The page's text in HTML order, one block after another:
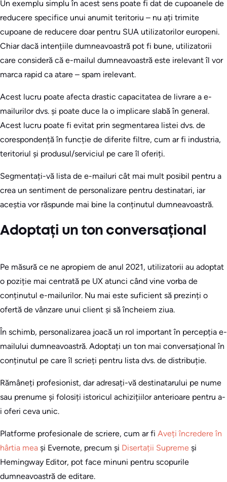
Un exemplu simplu în acest sens poate fi dat de cupoanele de
reducere specifice unui anumit teritoriu – nu ați trimite
cupoane de reducere doar pentru SUA utilizatorilor europeni.
Chiar dacă intențiile dumneavoastră pot fi bune, utilizatorii
care consideră că e-mailul dumneavoastră este irelevant îl vor
marca rapid ca atare – spam irelevant.
Acest lucru poate afecta drastic capacitatea de livrare a e-
mailurilor dvs. și poate duce la o implicare slabă în general.
Acest lucru poate fi evitat prin segmentarea listei dvs. de
corespondență în funcție de diferite filtre, cum ar fi industria,
teritoriul și produsul/serviciul pe care îl oferiți.
Segmentați-vă lista de e-mailuri cât mai mult posibil pentru a
crea un sentiment de personalizare pentru destinatari, iar
aceștia vor răspunde mai bine la conținutul dumneavoastră.
Adoptați un ton conversațional
Pe măsură ce ne apropiem de anul 2021, utilizatorii au adoptat
o poziție mai centrată pe UX atunci când vine vorba de
conținutul e-mailurilor. Nu mai este suficient să prezinți o
ofertă de vânzare unui client și să încheiem ziua.
În schimb, personalizarea joacă un rol important în percepția e-
mailului dumneavoastră. Adoptați un ton mai conversațional în
conținutul pe care îl scrieți pentru lista dvs. de distribuție.
Rămâneți profesionist, dar adresați-vă destinatarului pe nume
sau prenume și folosiți istoricul achizițiilor anterioare pentru a-
i oferi ceva unic.
Platforme profesionale de scriere, cum ar fi Aveți încredere în
hârtia mea și Evernote, precum și Disertații Supreme și
Hemingway Editor, pot face minuni pentru scopurile
dumneavoastră de editare.